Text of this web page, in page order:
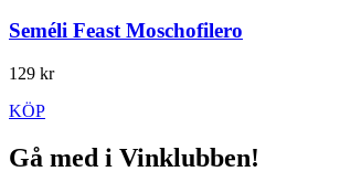
Seméli Feast Moschofilero
129 kr
KÖP
Gå med i Vinklubben!